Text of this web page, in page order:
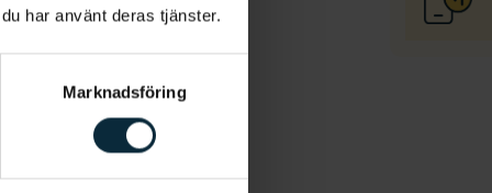
har använt deras tjänster.
Marknadsföring
och för många
tiden och ett sätt att